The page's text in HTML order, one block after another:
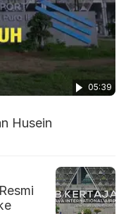
05:39
Husein